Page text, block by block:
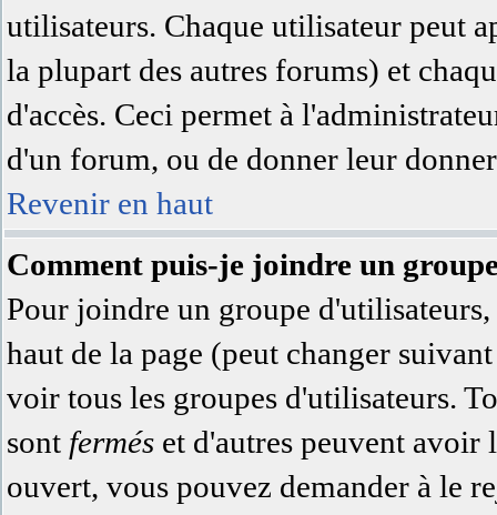
utilisateurs. Chaque utilisateur peut
la plupart des autres forums) et
d'accès. Ceci permet à
d'un forum, ou de donner leur
Revenir en haut
Comment puis-je joindre un
Pour joindre un groupe
haut de la page (peut changer
voir tous les groupes d'utilisateurs.
sont fermés et d'autres peuvent
ouvert, vous pouvez demander à le